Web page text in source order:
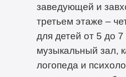
заведующей и
третьем этаже –
для детей от 5 до 7
музыкальный зал,
логопеда и